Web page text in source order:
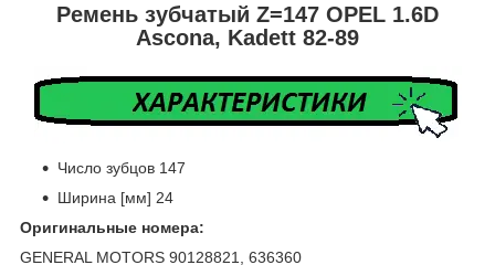
Ремень зубчатый Z=147 OPEL 1.6D
Ascona, Kadett 82-89
Число зубцов 147
Ширина [мм] 24
Оригинальные номера:
GENERAL MOTORS 90128821, 636360